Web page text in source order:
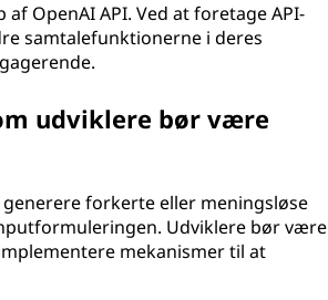
OpenAI API. Ved at foretage API-
samtalefunktionerne i deres
udviklere bør være
forkerte eller meningsløse
Udviklere bør være
mekanismer til at